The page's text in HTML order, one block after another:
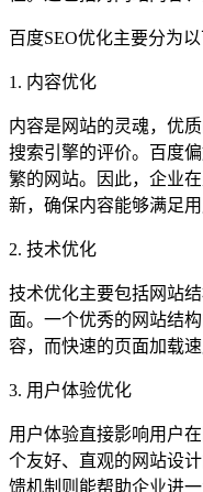
百度SEO优化主要分为以
1. 内容优化
内容是网站的灵魂，优
搜索引擎的评价。百度
繁的网站。因此，企业
新，确保内容能够满足用
2. 技术优化
技术优化主要包括网站
面。一个优秀的网站结
容，而快速的页面加载
3. 用户体验优化
用户体验直接影响用户
个友好、直观的网站设
馈机制则能帮助企业进一